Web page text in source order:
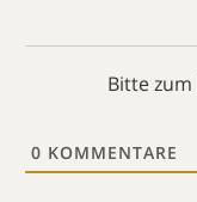
Bitte
0 KOMMENTARE